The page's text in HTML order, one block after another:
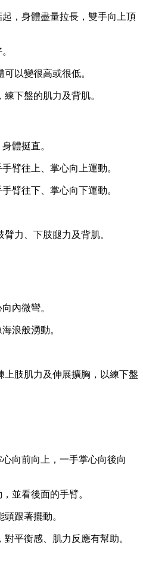
，身體盡量拉長，雙手向上頂
以變很高或很低。
下盤的肌力及背肌。
體挺直。
臂往上、掌心向上運動。
臂往下、掌心向下運動。
力、下肢腿力及背肌。
內微彎。
浪般湧動。
上肢肌力及伸展擴胸，以練下盤
向前向上，一手掌心向後向
並看後面的手臂。
跟著擺動。
平衡感、肌力反應有幫助。